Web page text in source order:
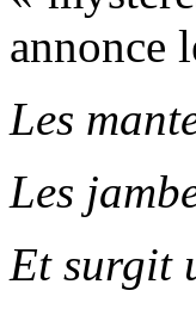
annonce
Les
Les
Et surgit